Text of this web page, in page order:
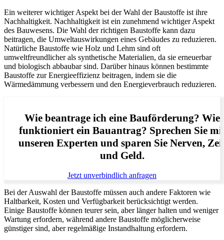
Ein weiterer wichtiger Aspekt bei der Wahl der Baustoffe ist ihre
Nachhaltigkeit. Nachhaltigkeit ist ein zunehmend wichtiger Aspekt
des Bauwesens. Die Wahl der richtigen Baustoffe kann dazu
beitragen, die Umweltauswirkungen eines Gebäudes zu reduzieren.
Natürliche Baustoffe wie Holz und Lehm sind oft
umweltfreundlicher als synthetische Materialien, da sie erneuerbar
und biologisch abbaubar sind. Darüber hinaus können bestimmte
Baustoffe zur Energieeffizienz beitragen, indem sie die
Wärmedämmung verbessern und den Energieverbrauch reduzieren.
Wie beantrage ich eine Bauförderung? Wie
funktioniert ein Bauantrag? Sprechen Sie
unseren Experten und sparen Sie Nerven,
und Geld.
Jetzt unverbindlich anfragen
Bei der Auswahl der Baustoffe müssen auch andere Faktoren wie
Haltbarkeit, Kosten und Verfügbarkeit berücksichtigt werden.
Einige Baustoffe können teurer sein, aber länger halten und weniger
Wartung erfordern, während andere Baustoffe möglicherweise
günstiger sind, aber regelmäßige Instandhaltung erfordern.